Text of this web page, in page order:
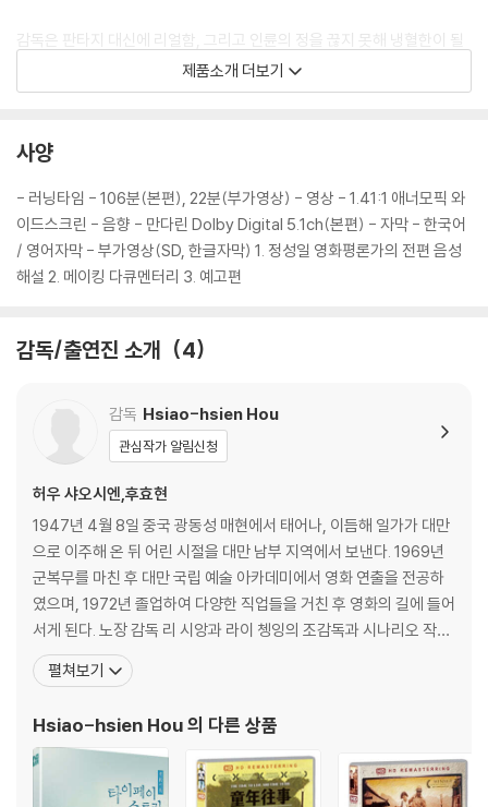
감독은 판타지 대신에 리얼함, 그리고 인륜의 정을 끊지 못해 냉혈한이 될
수 없었던 자객 섭은낭 내면의 이야기에 초점을 맞추고 있다. 무엇보다 주
인공들은 필요 이상의 대화를 나누지 않을뿐더러 카메라는 칼과 활에 맞아
하지 않다. 어린 나이에 어른들의 정치싸움에 이용되어 원치 않던 칼의 길
표정이 그녀가 지닌 아픔의 깊이를 대신해주고 살인 앞에서의 머뭇거림은
살생하는 킬러가 될 수 없음을 드러낸다. '자객 섭은낭'이 아름다운 무협 액
션 영화로 만들어질 수 있었던 것은 오랜 시간을 담고 있는 듯한 관조적인
촬영과 느림의 미학 때문이기도 하다. 이것도 '와호장룡'의 대나무 숲 대결
자연을 닮아 있어서 더욱 서늘하고 엄격한데, 허우 샤오시엔의 자객 ‘은
아이와 함께 있던 아버지, 그리고 과거의 정혼자를 암살하라는 두 번의 명
령을 거부하고 마경 소년과 함께 위박을 떠나려는 섭은낭은 처음으로 스스
로 선택한 길을 떠난다. 자객 섭은낭의 스크린 속 이야기는 감독이 펼쳤다
래서 '자객 섭은낭'은 영화를 보는 동안의 흥분 보다는 끝난 후의 여운이 더
욱 강렬하고 가슴 한 켠에 자리잡게 되는 허우 샤오시엔 표 영화이다.
ABOUT MOVIE 2
전무후무한 여성 ‘킬러’ 캐릭터의 탄생 ‘섭은낭’
오래도록 회자될 깊은 여운의 무협 영화를 만나다!
'자객 섭은낭'은 주인공 ‘은낭’을 포함한 다수의 여성 캐릭터들이 등장하는
데, 감독은 자칫 외부로 밀려나갈 수 있는 이 인물들 모두에 캐릭터를 부여
하며 정교하게 이야기의 층위를 쌓아간다. 허우 샤오시엔 감독의 '밀레니
엄 맘보'(2003), '카페 뤼미에르'(2005), '빨간 풍선'(2008)을 통해서
다뤄졌던 여성적 테마들은 '자객 섭은낭'에서 또 하나의 세계로 완성된다.
제품소개 더보기
사양
- 러닝타임 - 106분(본편), 22분(부가영상) - 영상 - 1.41:1 애너모픽 와
이드스크린 - 음향 - 만다린 Dolby Digital 5.1ch(본편) - 자막 - 한국어
/ 영어자막 - 부가영상(SD, 한글자막) 1. 정성일 영화평론가의 전편 음성
해설 2. 메이킹 다큐멘터리 3. 예고편
감독/출연진 소개 4
감독 Hsiao-hsien Hou
관심작가 알림신청
허우 샤오시엔,후효현
1947년 4월 8일 중국 광동성 매현에서 태어나, 이듬해 일가가 대만
으로 이주해 온 뒤 어린 시절을 대만 남부 지역에서 보낸다. 1969년
군복무를 마친 후 대만 국립 예술 아카데미에서 영화 연출을 전공하
였으며, 1972년 졸업하여 다양한 직업들을 거친 후 영화의 길에 들어
서게 된다. 노장 감독 리 시앙과 라이 쳉잉의 조감독과 시나리오 작가
를 거친 그는 이후 촬영감독 첸 쿤호우와 파트너가 되어 감독으로 데
뷔한다. 80년 〈귀여운 여인〉으로 데뷔한 이 후, 〈바람이 춤춘다〉를 거
흥행감독으로서의 입지
펼쳐보기
Hsiao-hsien Hou의 다른 상품